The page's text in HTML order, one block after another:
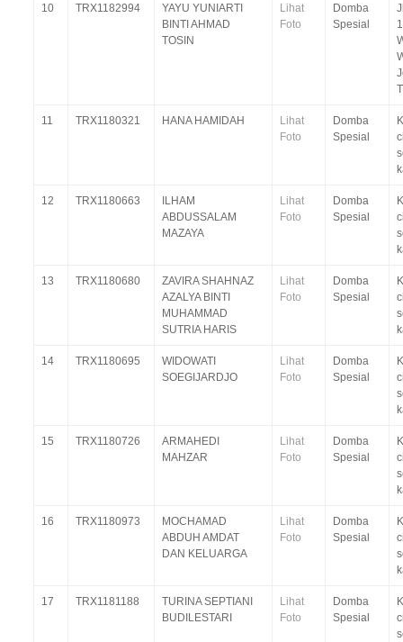
10 TRX1182994
YAYU YUNIARTI
BINTI AHMAD
TOSIN
Lihat
Foto
Domba
Spesial
11 TRX1180321 HANA HAMIDAH
Lihat
Foto
Domba
Spesial
12 TRX1180663
ILHAM
ABDUSSALAM
MAZAYA
Lihat
Foto
Domba
Spesial
13 TRX1180680
ZAVIRA SHAHNAZ
AZALYA BINTI
MUHAMMAD
SUTRIA HARIS
Lihat
Foto
Domba
Spesial
14 TRX1180695
WIDOWATI
SOEGIJARDJO
Lihat
Foto
Domba
Spesial
15 TRX1180726
ARMAHEDI
MAHZAR
Lihat
Foto
Domba
Spesial
16 TRX1180973
MOCHAMAD
ABDUH AMDAT
DAN KELUARGA
Lihat
Foto
Domba
Spesial
17 TRX1181188
TURINA SEPTIANI
BUDILESTARI
Lihat
Foto
Domba
Spesial